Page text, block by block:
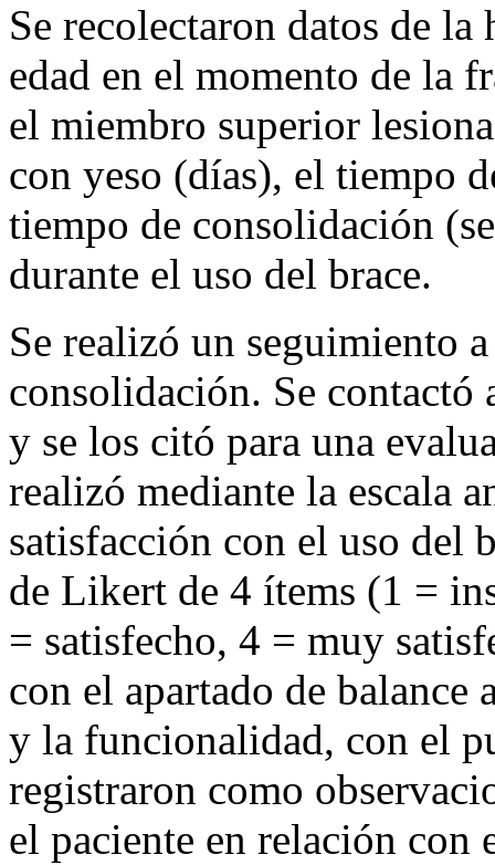
Se recolectaron datos de
edad en el momento de la
el miembro superior
con yeso (días), el tiempo
tiempo de consolidación
durante el uso del brace.
Se realizó un seguimiento
consolidación. Se contactó
y se los citó para una
realizó mediante la escala
satisfacción con el uso del
de Likert de 4 ítems (1 =
= satisfecho, 4 = muy
con el apartado de balance
y la funcionalidad, con el
registraron como
el paciente en relación con